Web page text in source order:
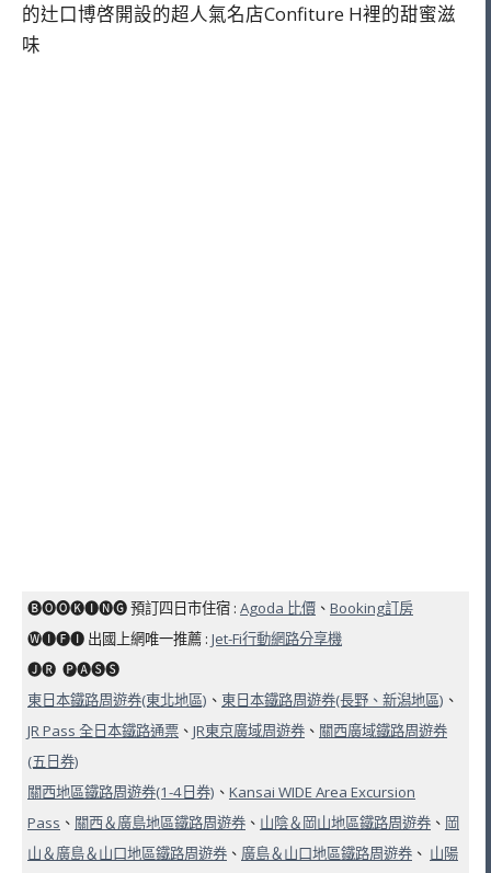
的辻口博啓開設的超人氣名店Confiture H裡的甜蜜滋
味
🅑🅞🅞🅚🅘🅝🅖 預訂四日市住宿 : Agoda 比價 、 Booking訂房
🅦🅘🅕🅘 出國上網唯一推薦 : Jet-Fi行動網路分享機
🅙🅡 ​ 🅟🅐🅢🅢
東日本鐵路周遊券(東北地區) 、 東日本鐵路周遊券(長野、新潟地區) 、
JR Pass 全日本鐵路通票 、 JR東京廣域周遊券 、 關西廣域鐵路周遊券
(五日券)
關西地區鐵路周遊券(1-4日券) 、 Kansai WIDE Area Excursion
Pass 、 關西＆廣島地區鐵路周遊券 、 山陰＆岡山地區鐵路周遊券 、 岡
山＆廣島＆山口地區鐵路周遊券 、 廣島＆山口地區鐵路周遊券 、 山陽